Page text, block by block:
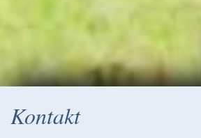
Kontakt